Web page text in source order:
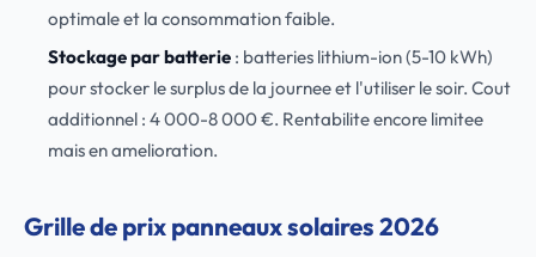
optimale et la consommation faible.
Stockage par batterie: batteries lithium-ion (5-10 kWh)
pour stocker le surplus de la journee et l'utiliser le soir. Cout
additionnel : 4 000-8 000 €. Rentabilite encore limitee
mais en amelioration.
Grille de prix panneaux solaires 2026